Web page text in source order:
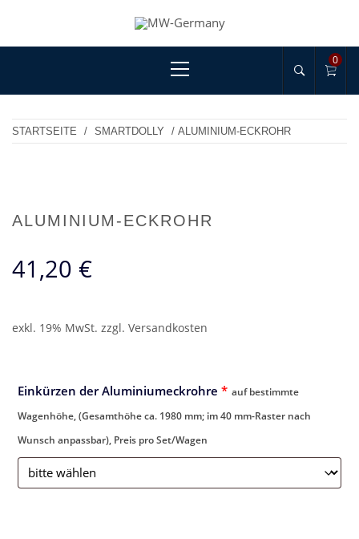
content
MW-GERMANY
products for professionals!
Menu
0
STARTSEITE / SMARTDOLLY / ALUMINIUM-ECKROHR
ALUMINIUM-ECKROHR
41,20 €
exkl. 19% MwSt. zzgl. Versandkosten
Einkürzen der Aluminiumeckrohre * auf bestimmte
Wagenhöhe, (Gesamthöhe ca. 1980 mm; im 40 mm-Raster nach
Wunsch anpassbar), Preis pro Set/Wagen